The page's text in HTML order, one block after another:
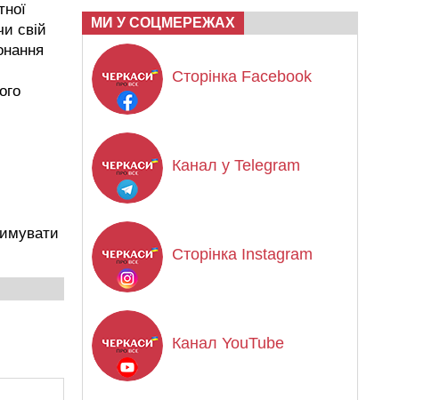
свій
МИ У СОЦМЕРЕЖАХ
Сторінка Facebook
Канал у Telegram
Сторінка Instagram
Канал YouTube